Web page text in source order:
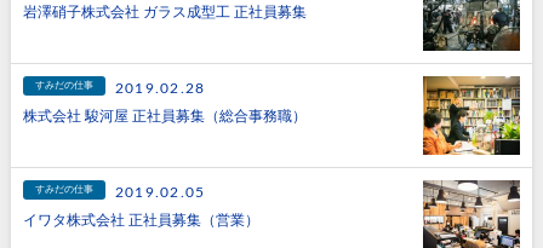
岩澤硝子株式会社 ガラス成型工 正社員募集
すみだの仕事
2019.02.28
株式会社 駿河屋 正社員募集（総合事務職）
すみだの仕事
2019.02.05
イワタ株式会社 正社員募集（営業）